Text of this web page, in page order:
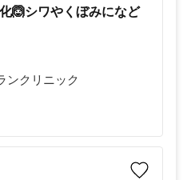
🙆シワやくぼみになど
ンクリニック